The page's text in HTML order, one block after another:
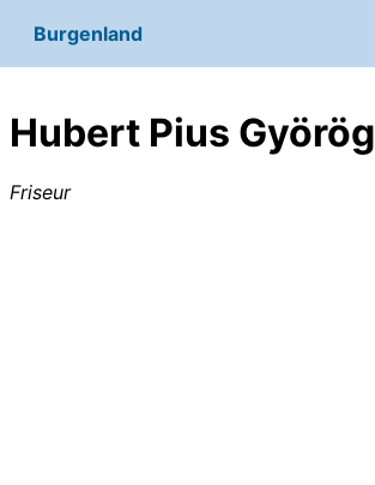
Burgenland
Hubert Pius Györög
Friseur